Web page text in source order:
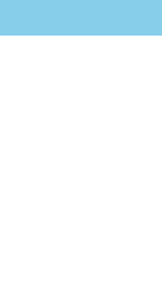
to